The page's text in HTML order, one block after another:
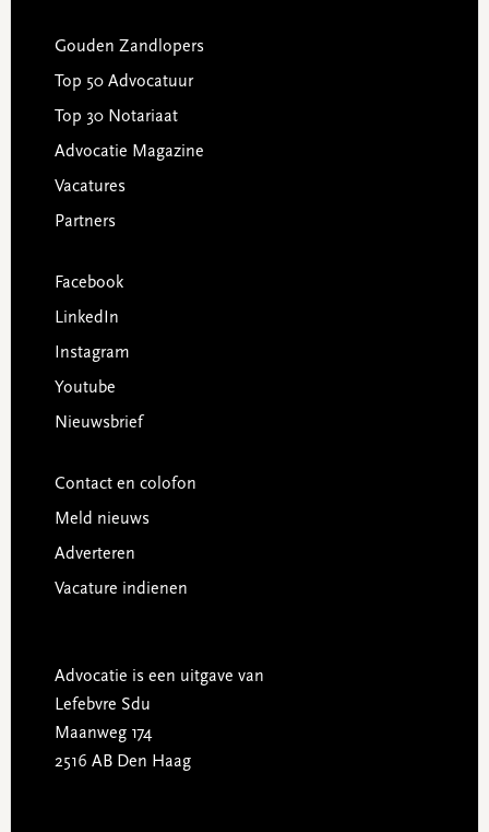
Gouden Zandlopers
Top 50 Advocatuur
Top 30 Notariaat
Advocatie Magazine
Vacatures
Partners
Facebook
LinkedIn
Instagram
Youtube
Nieuwsbrief
Contact en colofon
Meld nieuws
Adverteren
Vacature indienen
Advocatie is een uitgave van
Lefebvre Sdu
Maanweg 174
2516 AB Den Haag